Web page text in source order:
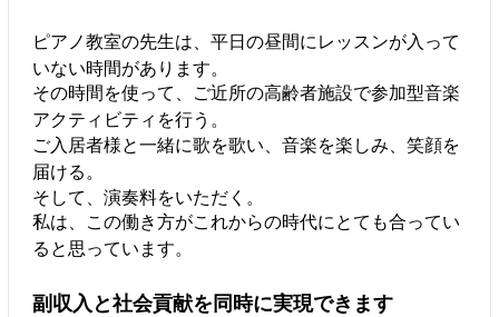
ピアノ教室の先生は、平日の昼間にレッスンが入って
いない時間があります。
その時間を使って、ご近所の高齢者施設で参加型音楽
アクティビティを行う。
ご入居者様と一緒に歌を歌い、音楽を楽しみ、笑顔を
届ける。
そして、演奏料をいただく。
私は、この働き方がこれからの時代にとても合ってい
ると思っています。
副収入と社会貢献を同時に実現できます